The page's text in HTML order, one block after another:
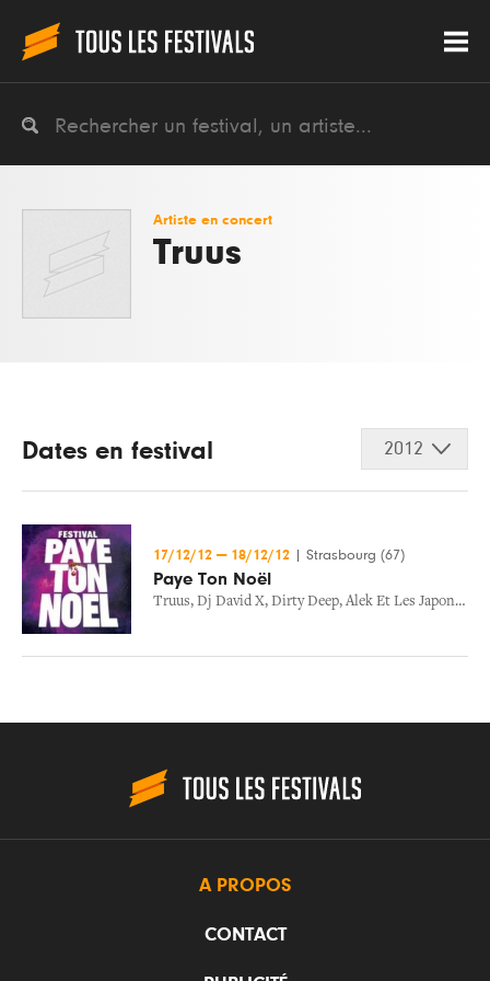
Artiste en concert
Truus
Dates en festival 2012
17/12/12 — 18/12/12 Strasbourg (67)
Paye Ton Noël
Truus, Dj David X, Dirty Deep, Alek Et Les Japonaises
A PROPOS
CONTACT